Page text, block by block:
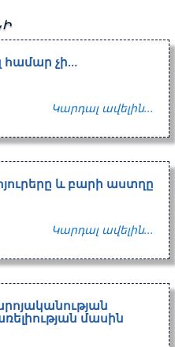
համար չի…
Կարդալ ավելին...
և բարի աստղը
Կարդալ ավելին...
մասին